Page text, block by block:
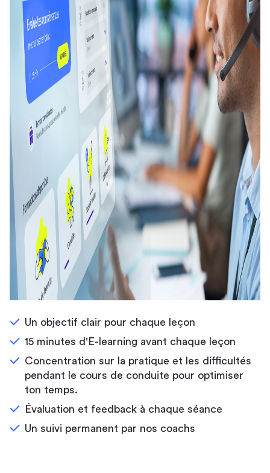
Un objectif clair pour chaque leçon
15 minutes d'E-learning avant chaque leçon
Concentration sur la pratique et les difficultés
pendant le cours de conduite pour optimiser
ton temps.
Évaluation et feedback à chaque séance
Un suivi permanent par nos coachs